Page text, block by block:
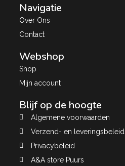
Navigatie
Over Ons
Contact
Webshop
Shop
Mijn account
Blijf op de hoogte
Algemene voorwaarden
Verzend- en leveringsbeleid
Privacybeleid
A&A store Puurs